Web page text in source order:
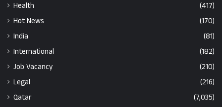
Health
(417)
Hot News
(170)
India
(81)
International
(182)
Job Vacancy
(210)
Legal
(216)
Qatar
(7,035)